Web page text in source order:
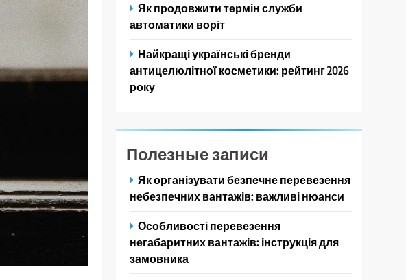
Як продовжити термін служби
автоматики воріт
Найкращі українські бренди
антицелюлітної косметики: рейтинг 2026
року
Полезные записи
Як організувати безпечне перевезення
небезпечних вантажів: важливі нюанси
Особливості перевезення
негабаритних вантажів: інструкція для
замовника